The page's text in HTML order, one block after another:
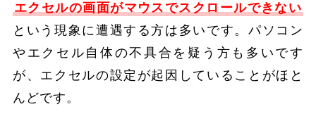
エクセルの画面がマウスでスクロールできない
という現象に遭遇する方は多いです。パソコン
やエクセル自体の不具合を疑う方も多いです
が、エクセルの設定が起因していることがほと
んどです。